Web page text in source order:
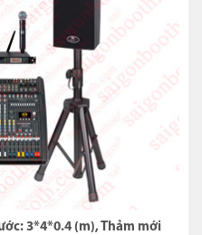
3*4*0.4 (m), Thảm mới